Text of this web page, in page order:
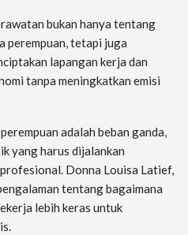
bukan hanya tentang
perempuan, tetapi juga
lapangan kerja dan
tanpa meningkatkan emisi
adalah beban ganda,
yang harus dijalankan
Donna Louisa Latief,
tentang bagaimana
lebih keras untuk